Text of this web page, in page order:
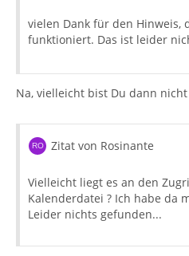
vielen Dank für den Hinweis,
funktioniert. Das ist leider
Na, vielleicht bist Du dann
Zitat von Rosinante
Vielleicht liegt es an den
Kalenderdatei ? Ich habe da
Leider nichts gefunden...